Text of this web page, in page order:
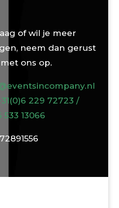
of wil je meer
neem dan gerust
ons op.
229 72723 /
533 13066